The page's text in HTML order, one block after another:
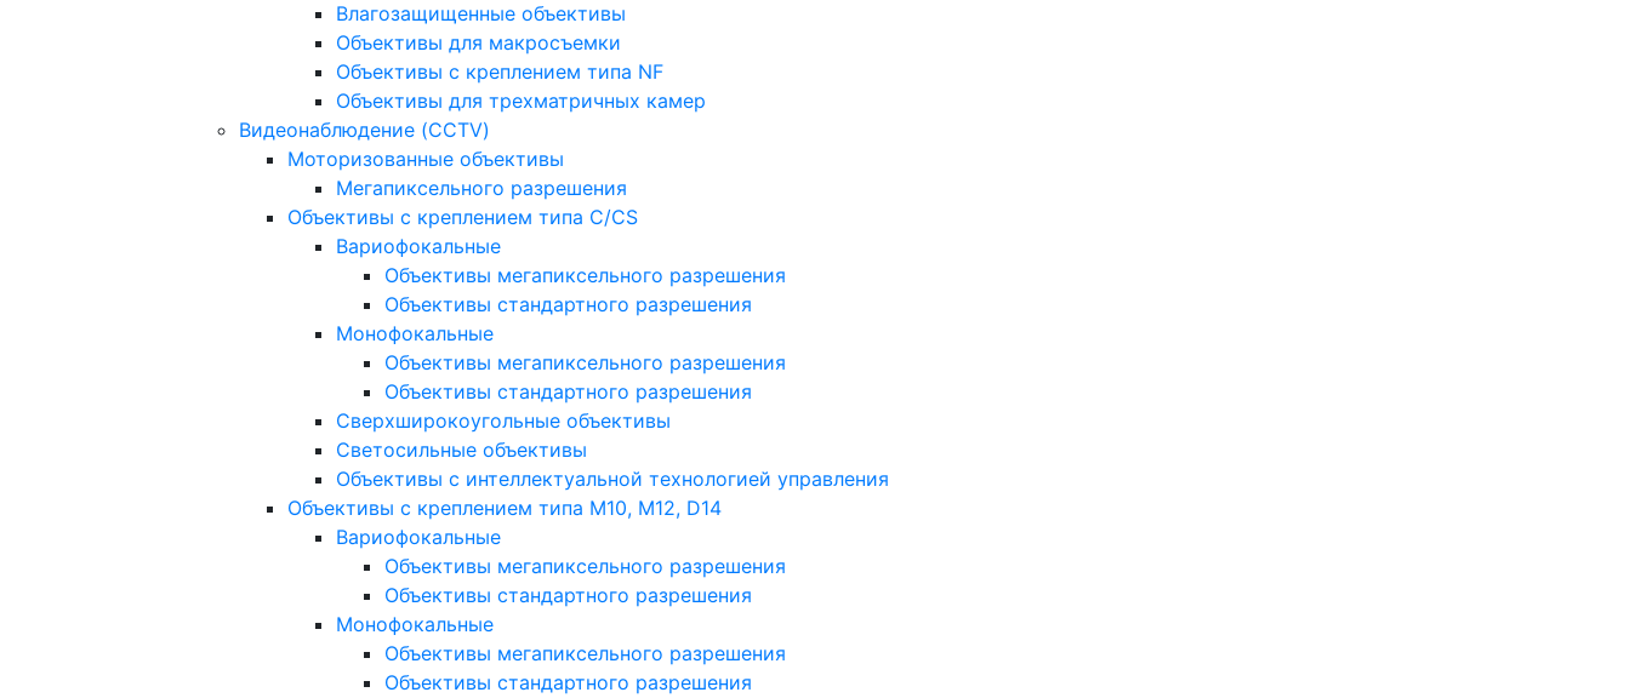
Влагозащищенные объективы
Объективы для макросъемки
Объективы с креплением типа NF
Объективы для трехматричных камер
Видеонаблюдение (CCTV)
Моторизованные объективы
Мегапиксельного разрешения
Объективы с креплением типа C/CS
Вариофокальные
Объективы мегапиксельного разрешения
Объективы стандартного разрешения
Монофокальные
Объективы мегапиксельного разрешения
Объективы стандартного разрешения
Сверхширокоугольные объективы
Светосильные объективы
Объективы с интеллектуальной технологией управления
Объективы с креплением типа M10, M12, D14
Вариофокальные
Объективы мегапиксельного разрешения
Объективы стандартного разрешения
Монофокальные
Объективы мегапиксельного разрешения
Объективы стандартного разрешения